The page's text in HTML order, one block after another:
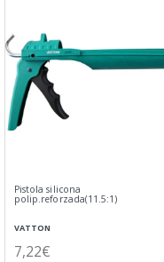
Pistola silicona
polip.reforzada(11.5:1)
VATTON
7,22€